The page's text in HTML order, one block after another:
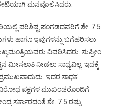
ಭೇಟಿಯಾಗಿ ಮನವೊಲಿಸಿದರು.
ಪರಿಶಿಷ್ಟ ಪಂಗಡದವರಿಗೆ ಶೇ. 7.5
ಹಾಗೂ ಇವುಗಳನ್ನು ಬಗೆಹರಿಸಲು
ವಿವರಿಸಿದರು. ಸುಪ್ರೀಂ
ಮೀಸಲಾತಿ ನೀಡಲು ಸಾಧ್ಯವಿಲ್ಲ. ಇದಕ್ಕೆ
ಇದರ ಸಾಧಕ
ಪಕ್ಷಗಳ ಮುಖಂಡರೊಂದಿಗೆ
ಸರ್ಕಾರದಂತೆ ಶೇ. 7.5 ರಷ್ಟು